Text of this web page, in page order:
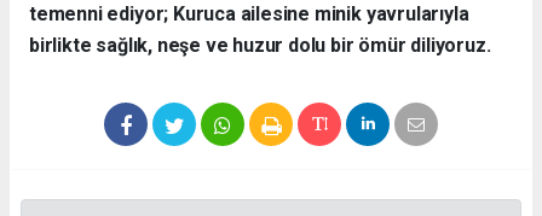
temenni ediyor; Kuruca ailesine minik yavrularıyla
birlikte sağlık, neşe ve huzur dolu bir ömür diliyoruz.